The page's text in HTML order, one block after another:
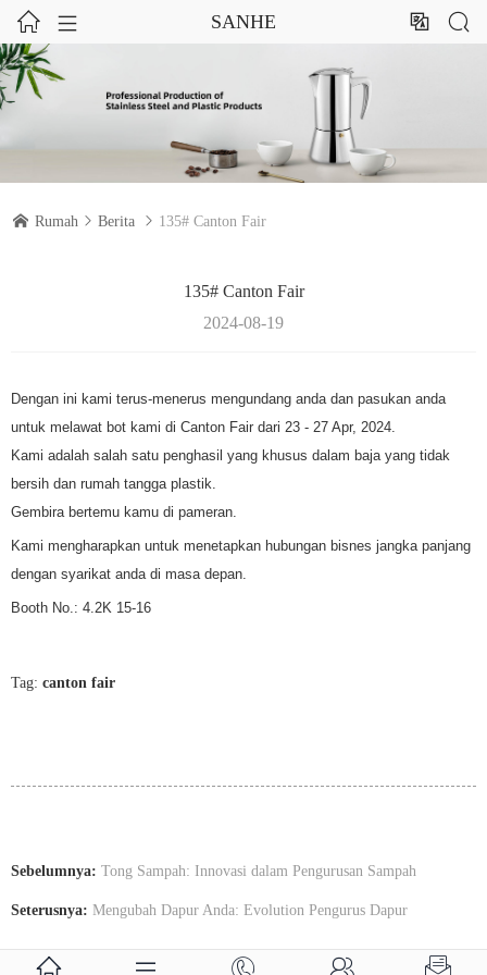
  SANHE  
 Rumah  Berita  135# Canton Fair
135# Canton Fair
2024-08-19
Dengan ini kami terus-menerus mengundang anda dan pasukan anda
untuk melawat bot kami di Canton Fair dari 23 - 27 Apr, 2024.
Kami adalah salah satu penghasil yang khusus dalam baja yang tidak
bersih dan rumah tangga plastik.
Gembira bertemu kamu di pameran.
Kami mengharapkan untuk menetapkan hubungan bisnes jangka panjang
dengan syarikat anda di masa depan.
Booth No.: 4.2K 15-16
Tag: canton fair
Sebelumnya: Tong Sampah: Innovasi dalam Pengurusan Sampah
Seterusnya: Mengubah Dapur Anda: Evolution Pengurus Dapur
    